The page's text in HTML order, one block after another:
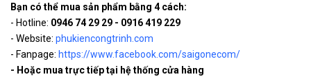
Bạn có thể mua sản phẩm bằng 4 cách:
- Hotline: 0946 74 29 29 - 0916 419 229
- Website: phukiencongtrinh.com
- Fanpage: https://www.facebook.com/saigonecom/
- Hoặc mua trực tiếp tại hệ thống cửa hàng